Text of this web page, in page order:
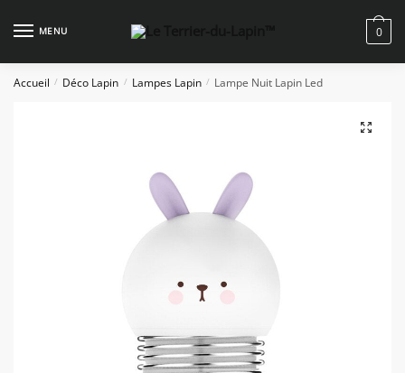
MENU 0
Accueil / Déco Lapin / Lampes Lapin / Lampe Nuit Lapin Led